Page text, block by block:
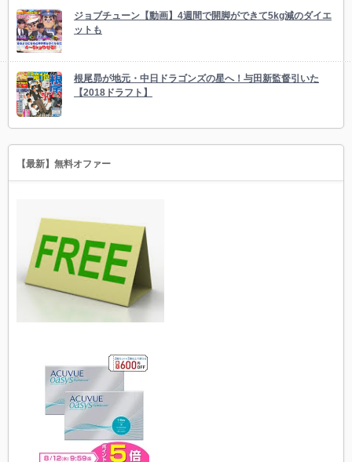
ジョブチューン【動画】4週間で開脚ができて5kg減のダイエ
ットも
根尾昴が地元・中日ドラゴンズの星へ！与田新監督引いた
【2018ドラフト】
【最新】無料オファー